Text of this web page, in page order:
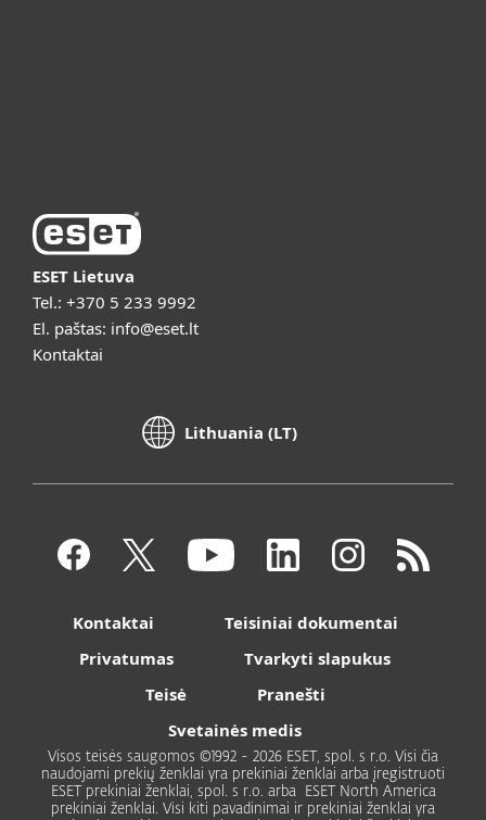
ESET Lietuva
Tel.: +370 5 233 9992
El. paštas: info@eset.lt
Kontaktai
Lithuania (LT)
Kontaktai
Teisiniai dokumentai
Privatumas
Tvarkyti slapukus
Teisė
Pranešti
Svetainės medis
Visos teisės saugomos ©1992 - 2026 ESET, spol. s r.o. Visi čia
naudojami prekių ženklai yra prekiniai ženklai arba įregistruoti
ESET prekiniai ženklai, spol. s r.o. arba ESET North America
prekiniai ženklai. Visi kiti pavadinimai ir prekiniai ženklai yra